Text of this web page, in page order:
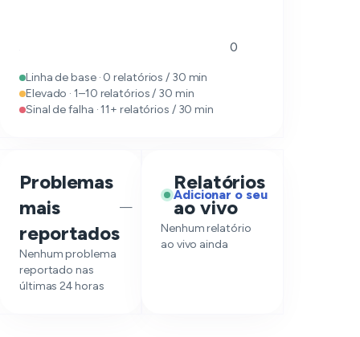
0
Linha de base · 0 relatórios / 30 min
Elevado · 1–10 relatórios / 30 min
Sinal de falha · 11+ relatórios / 30 min
Problemas
mais
reportados
—
Nenhum problema
reportado nas
últimas 24 horas
Relatórios
ao vivo
Adicionar o seu
Nenhum relatório
ao vivo ainda